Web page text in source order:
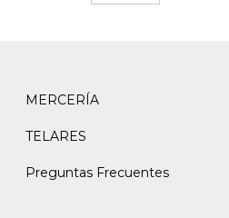
MERCERÍA
TELARES
Preguntas Frecuentes